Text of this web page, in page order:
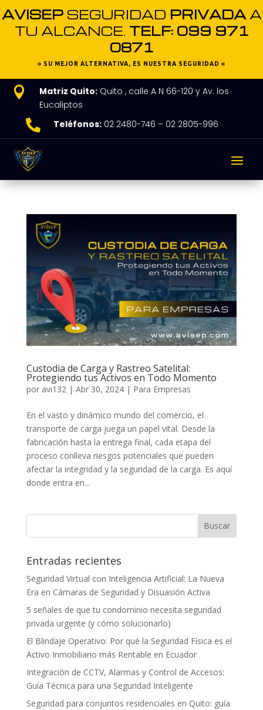
AVISEPSEGURIDAD PRIVADAA
TU ALCANCE. TELF: 099 971
0871
» SU MEJOR ALTERNATIVA, ES NUESTRA SEGURIDAD «
 Matriz Quito: Quito , calle A N 66-120 y Av. los
Eucaliptos
 Teléfonos: 02 2480-746 – 02 2805-996
Custodia de Carga y Rastreo Satelital:
Protegiendo tus Activos en Todo Momento
por avi132 | Abr 30, 2024| Para Empresas
En el vasto y dinámico mundo del comercio, el
transporte de carga juega un papel vital. Desde la
fabricación hasta la entrega final, cada etapa del
proceso conlleva riesgos potenciales que pueden
afectar la integridad y la seguridad de la carga. Es aquí
donde entra en...
Entradas recientes
Seguridad Virtual con Inteligencia Artificial: La Nueva
Era en Cámaras de Seguridad y Disuasión Activa
5 señales de que tu condominio necesita seguridad
privada urgente (y cómo solucionarlo)
El Blindaje Operativo: Por qué la Seguridad Física es el
Activo Inmobiliario más Rentable en Ecuador
Integración de CCTV, Alarmas y Control de Accesos:
Guía Técnica para una Seguridad Inteligente
Seguridad para conjuntos residenciales en Quito: guía